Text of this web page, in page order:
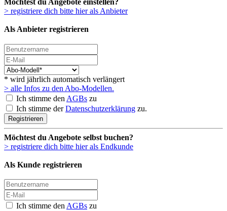
> registriere dich bitte hier als Anbieter
Als Anbieter registrieren
* wird jährlich automatisch verlängert
> alle Infos zu den Abo-Modellen.
Ich stimme den AGBs zu
Ich stimme derDatenschutzerklärung zu.
Registrieren
Möchtest du Angebote selbst buchen?
> registriere dich bitte hier als Endkunde
Als Kunde registrieren
Ich stimme denAGBs zu